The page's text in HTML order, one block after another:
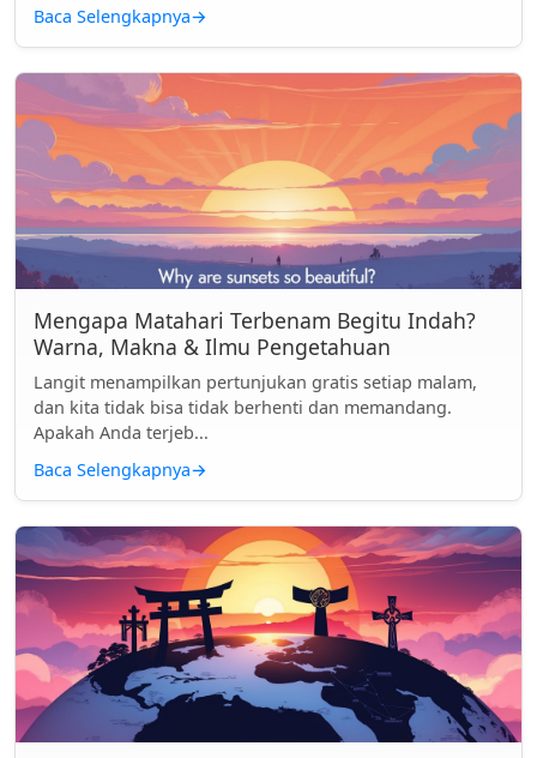
Baca Selengkapnya→
Mengapa Matahari Terbenam Begitu Indah?
Warna, Makna & Ilmu Pengetahuan
Langit menampilkan pertunjukan gratis setiap malam,
dan kita tidak bisa tidak berhenti dan memandang.
Apakah Anda terjeb...
Baca Selengkapnya→